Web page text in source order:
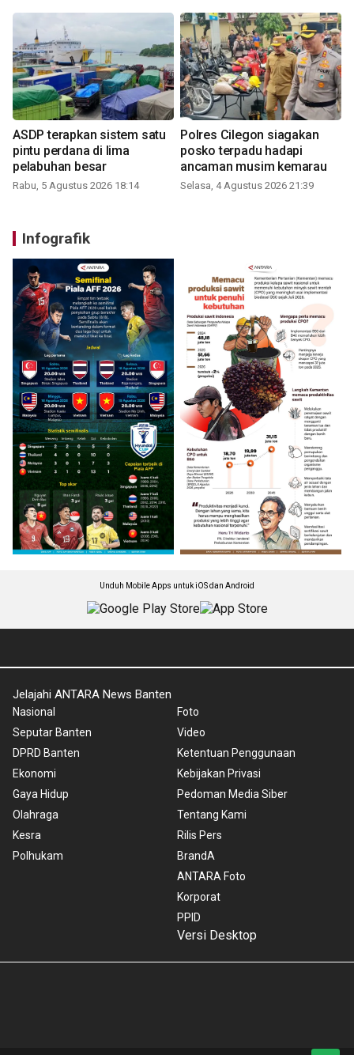
ASDP terapkan sistem satu
pintu perdana di lima
pelabuhan besar
Rabu, 5 Agustus 2026 18:14
Polres Cilegon siagakan
posko terpadu hadapi
ancaman musim kemarau
Selasa, 4 Agustus 2026 21:39
Infografik
Unduh Mobile Apps untuk iOS dan Android
Jelajahi ANTARA News Banten
Nasional
Seputar Banten
DPRD Banten
Ekonomi
Gaya Hidup
Olahraga
Kesra
Polhukam
Foto
Video
Ketentuan Penggunaan
Kebijakan Privasi
Pedoman Media Siber
Tentang Kami
Rilis Pers
BrandA
ANTARA Foto
Korporat
PPID
Versi Desktop